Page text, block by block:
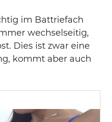
im Battriefach
wechselseitig,
Dies ist zwar eine
kommt aber auch